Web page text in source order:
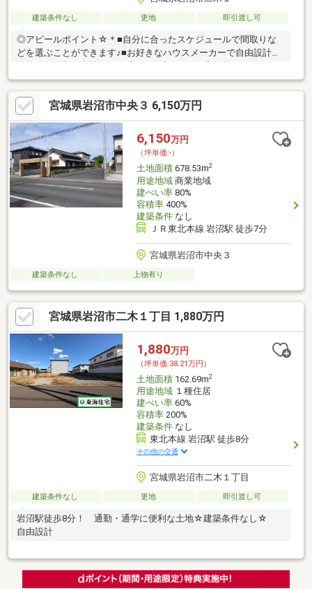
建築条件なし 更地 即引渡し可
◎アピールポイント☆＊■自分に合ったスケジュールで間取りな
どを選ぶことができます♪■お好きなハウスメーカーで自由設計が
イな整形地 :)■岩沼駅まで徒歩8分！多方面への通勤・通学も便利
な環境です＊+■建築プランのご相談もお気軽にお問合せください
♪◎周辺環境☆＊・岩沼小学校：徒歩6分・岩沼中学校：徒歩13
分・セブンイレブン二木2丁目店：徒歩3分・ヨークベニマル岩沼
西店：徒歩10分◎お問い合わせについて☆・当日のご予約も可
能！お気軽にお電話下さい♪・ご来店・メールでのご相談、資料請
求も大歓迎☆
宮城県岩沼市中央３ 6,150万円
6,150万円
（坪単価:-）
土地面積678.53m2
用途地域商業地域
建ぺい率80%
容積率400%
建築条件なし
ＪＲ東北本線 岩沼駅 徒歩7分
宮城県岩沼市中央３
建築条件なし 上物有り
宮城県岩沼市二木１丁目 1,880万円
1,880万円
（坪単価:38.21万円）
土地面積162.69m2
用途地域１種住居
建ぺい率60%
容積率200%
建築条件なし
東北本線 岩沼駅 徒歩8分
その他の交通
宮城県岩沼市二木１丁目
建築条件なし 更地 即引渡し可
岩沼駅徒歩8分！ 通勤・通学に便利な土地☆建築条件なし☆
自由設計